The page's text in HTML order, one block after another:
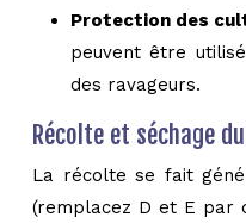
Protection des
peuvent être
des ravageurs.
Récolte et séchage
La récolte se fait
(remplacez D et E par